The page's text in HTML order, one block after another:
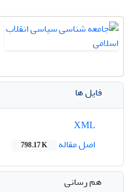
فایل ها
اصل مقاله
798.17 K
هم رسانی